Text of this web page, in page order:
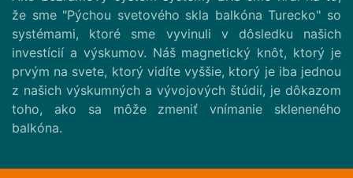
že sme "Pýchou svetového skla balkóna Turecko" so
systémami, ktoré sme vyvinuli v dôsledku našich
investícií a výskumov. Náš magnetický knôt, ktorý je
prvým na svete, ktorý vidíte vyššie, ktorý je iba jednou
z našich výskumných a vývojových štúdií, je dôkazom
toho, ako sa môže zmeniť vnímanie skleneného
balkóna.